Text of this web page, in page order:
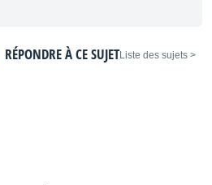
< Liste des sujets
RÉPONDRE À CE SUJET